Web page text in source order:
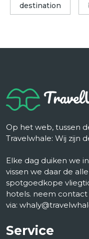
destination
Op het web, tussen
Travelwhale: Wij zijn
Elke dag duiken we
vissen we daar de
spotgoedkope
hotels. neem
via:
Service